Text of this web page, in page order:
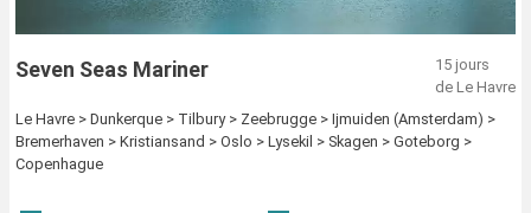
Seven Seas Mariner
15 jours
de Le Havre
Le Havre > Dunkerque > Tilbury > Zeebrugge > Ijmuiden (Amsterdam) >
Bremerhaven > Kristiansand > Oslo > Lysekil > Skagen > Goteborg >
Copenhague